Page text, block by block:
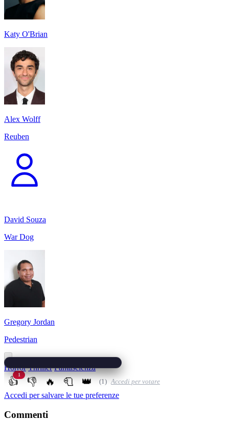
Katy O'Brian
Alex Wolff
Reuben
David Souza
War Dog
Gregory Jordan
Pedestrian
Horror Thriller Fantascienza
👍
1
👎 🔥 🧻 👑 (1) Accedi per votare
Accedi per salvare le tue preferenze
Commenti